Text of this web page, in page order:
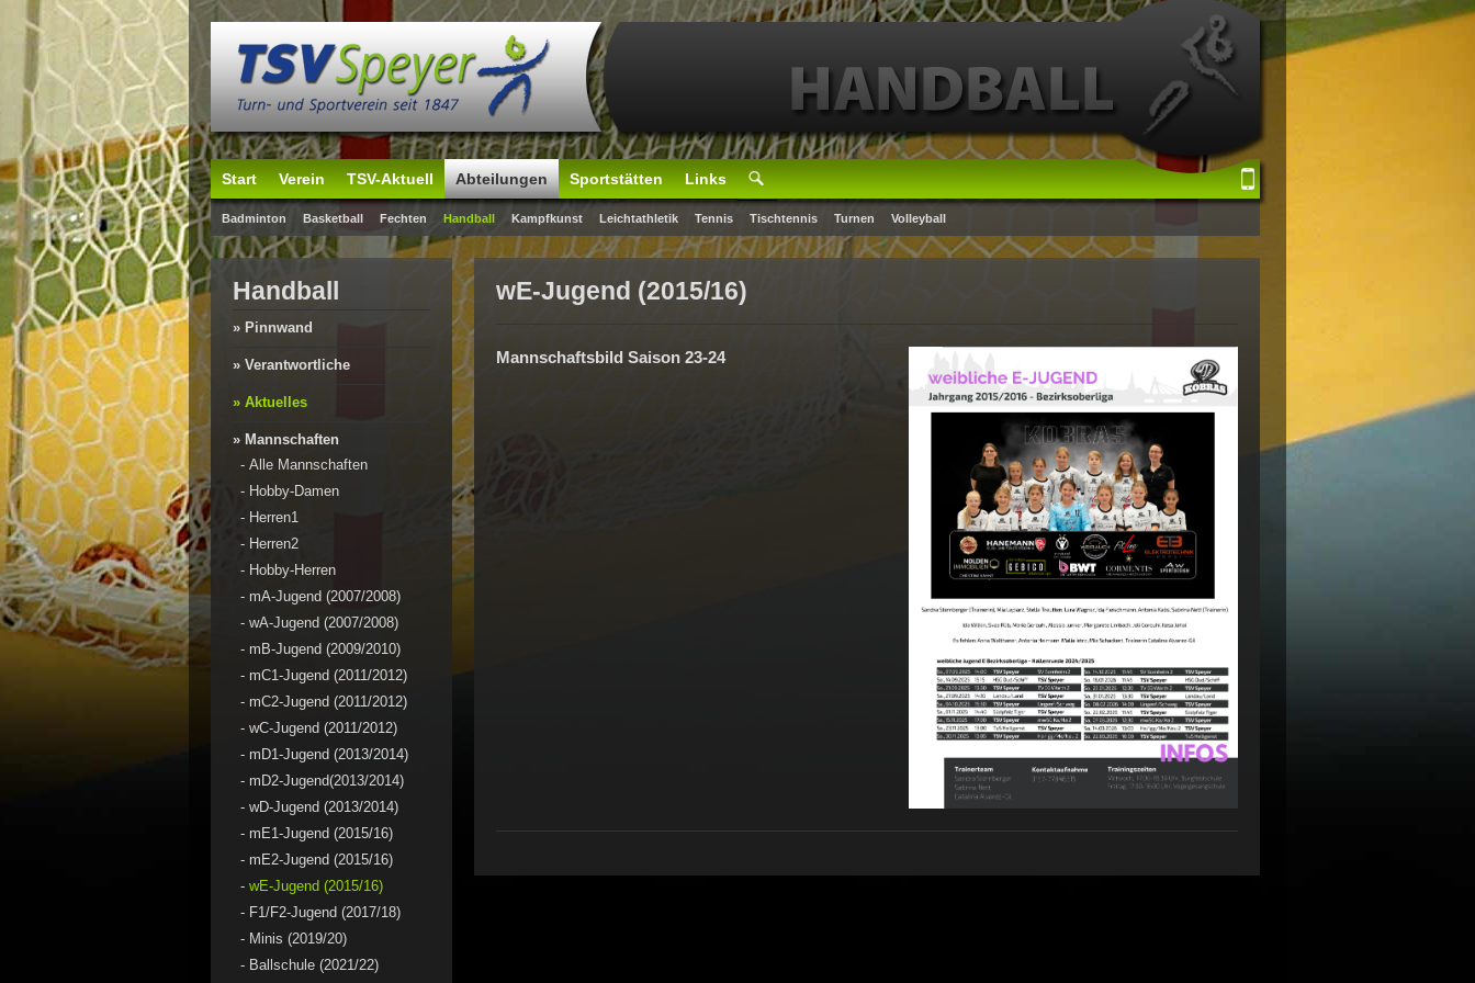
Start Verein TSV-Aktuell Abteilungen Sportstätten Links
Badminton Basketball Fechten Handball Kampfkunst Leichtathletik Tennis Tischtennis Turnen Volleyball
Handball
» Pinnwand
» Verantwortliche
» Aktuelles
» Mannschaften
- Alle Mannschaften
- Hobby-Damen
- Herren1
- Herren2
- Hobby-Herren
- mA-Jugend (2007/2008)
- wA-Jugend (2007/2008)
- mB-Jugend (2009/2010)
- mC1-Jugend (2011/2012)
- mC2-Jugend (2011/2012)
- wC-Jugend (2011/2012)
- mD1-Jugend (2013/2014)
- mD2-Jugend(2013/2014)
- wD-Jugend (2013/2014)
- mE1-Jugend (2015/16)
- mE2-Jugend (2015/16)
- wE-Jugend (2015/16)
- F1/F2-Jugend (2017/18)
- Minis (2019/20)
- Ballschule (2021/22)
wE-Jugend (2015/16)
Mannschaftsbild Saison 23-24